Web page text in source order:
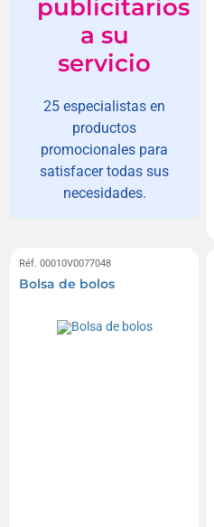
publicitarios
a su
servicio
25 especialistas en
productos
promocionales para
satisfacer todas sus
necesidades.
Réf. 00010V0077048
Bolsa de bolos